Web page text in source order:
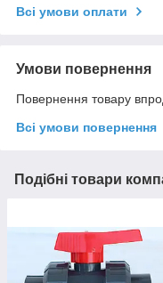
Всі умови оплати
Умови повернення
Повернення товару
Всі умови повернення
Подібні товари